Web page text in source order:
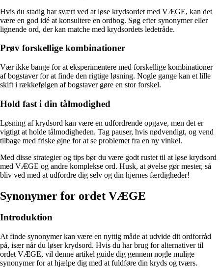
Hvis du stadig har svært ved at løse krydsordet med VÆGE, kan det
være en god idé at konsultere en ordbog. Søg efter synonymer eller
lignende ord, der kan matche med krydsordets ledetråde.
Prøv forskellige kombinationer
Vær ikke bange for at eksperimentere med forskellige kombinationer
af bogstaver for at finde den rigtige løsning. Nogle gange kan et lille
skift i rækkefølgen af bogstaver gøre en stor forskel.
Hold fast i din tålmodighed
Løsning af krydsord kan være en udfordrende opgave, men det er
vigtigt at holde tålmodigheden. Tag pauser, hvis nødvendigt, og vend
tilbage med friske øjne for at se problemet fra en ny vinkel.
Med disse strategier og tips bør du være godt rustet til at løse krydsord
med VÆGE og andre komplekse ord. Husk, at øvelse gør mester, så
bliv ved med at udfordre dig selv og din hjernes færdigheder!
Synonymer for ordet VÆGE
Introduktion
At finde synonymer kan være en nyttig måde at udvide dit ordforråd
på, især når du løser krydsord. Hvis du har brug for alternativer til
ordet VÆGE, vil denne artikel guide dig gennem nogle mulige
synonymer for at hjælpe dig med at fuldføre din kryds og tværs.